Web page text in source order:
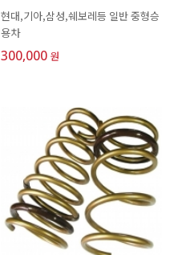
현대,기아,삼성,쉐보레등 일반 중형승
용차
300,000 원